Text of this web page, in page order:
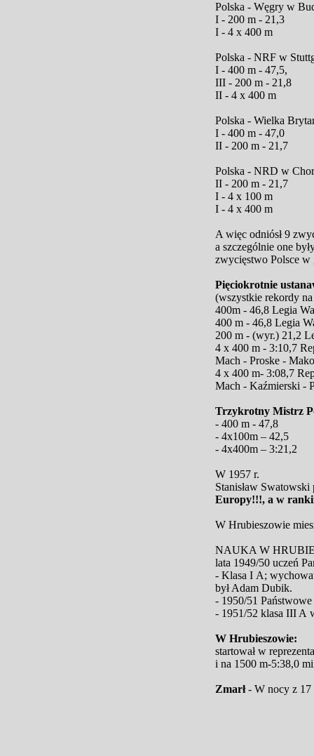
Polska - Węgry w
I - 200 m - 21,3
I - 4 x 400 m
Polska - NRF w
I - 400 m - 47,5,
III - 200 m - 21,8
II - 4 x 400 m
Polska - Wielka
I - 400 m - 47,0
II - 200 m - 21,7
Polska - NRD w
II - 200 m - 21,7
I - 4 x 100 m
I - 4 x 400 m
A więc odniósł 9
a szczególnie one
zwycięstwo Polsce w
Pięciokrotnie
(wszystkie rekordy
400m - 46,8 Legia
400 m - 46,8 Legia
200 m - (wyr.) 21,2
4 x 400 m - 3:10,7
Mach - Proske -
4 x 400 m- 3:08,7
Mach - Kaźmierski -
Trzykrotny Mistrz
- 400 m - 47,8
- 4x100m – 42,5
- 4x400m – 3:21,2
W 1957 r.
Stanisław
Europy!!!, a w
W Hrubieszowie
NAUKA W
lata 1949/50 uczeń
- Klasa I A;
był Adam Dubik.
- 1950/51
- 1951/52 klasa III A
W Hrubieszowie:
startował w
i na 1500 m-5:38,0
Zmarł- W nocy z 17